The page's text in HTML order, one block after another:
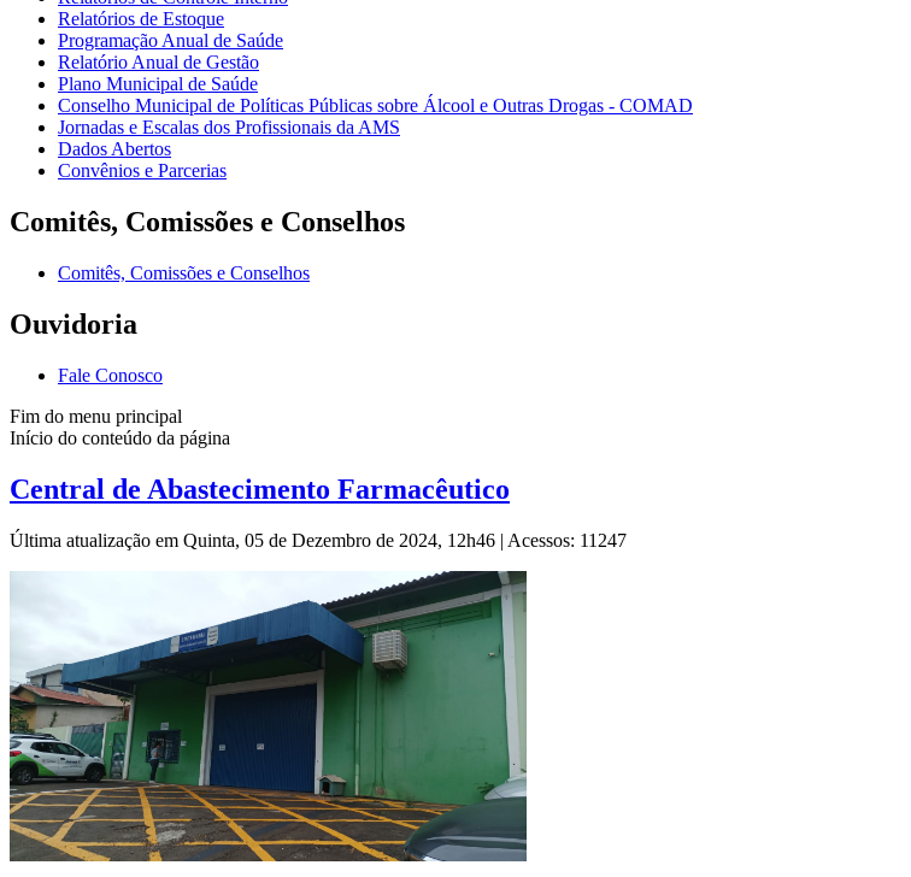
Relatórios de Estoque
Programação Anual de Saúde
Relatório Anual de Gestão
Plano Municipal de Saúde
Conselho Municipal de Políticas Públicas sobre Álcool e Outras Drogas - COMAD
Jornadas e Escalas dos Profissionais da AMS
Dados Abertos
Convênios e Parcerias
Comitês, Comissões e Conselhos
Comitês, Comissões e Conselhos
Ouvidoria
Fale Conosco
Fim do menu principal
Início do conteúdo da página
Central de Abastecimento Farmacêutico
Última atualização em Quinta, 05 de Dezembro de 2024, 12h46 | Acessos: 11247